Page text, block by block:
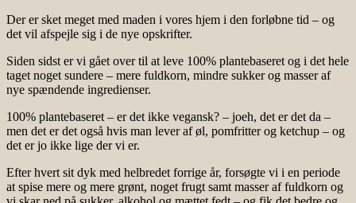
Der er sket meget med maden i vores hjem i den forløbne tid – og
det vil afspejle sig i de nye opskrifter.
Siden sidst er vi gået over til at leve 100% plantebaseret og i det hele
taget noget sundere – mere fuldkorn, mindre sukker og masser af
nye spændende ingredienser.
100% plantebaseret – er det ikke vegansk? – joeh, det er det da –
men det er det også hvis man lever af øl, pomfritter og ketchup – og
det er jo ikke lige der vi er.
Efter hvert sit dyk med helbredet forrige år, forsøgte vi i en periode
at spise mere og mere grønt, noget frugt samt masser af fuldkorn og